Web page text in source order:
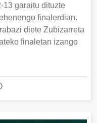
13 garaitu dituzte
finalerdian.
diete Zubizarreta
finaletan izango